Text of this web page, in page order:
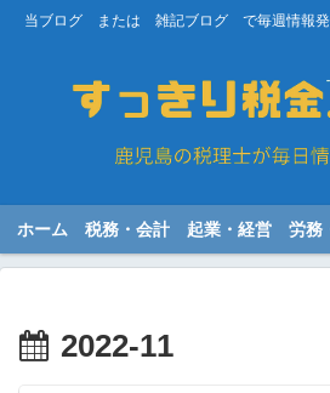
当ブログ または 雑記ブログ で毎週情報発
ホーム 税務・会計 起業・経営 労務
2022-11